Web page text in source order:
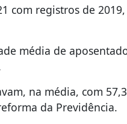
com registros de
média de
na média, com
da Previdência.